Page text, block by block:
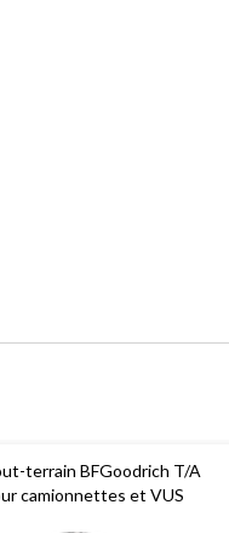
terrain BFGoodrich T/A
camionnettes et VUS